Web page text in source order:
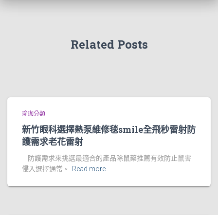
Related Posts
瑜珈分類
新竹眼科選擇熱泵維修毯smile全飛秒雷射防
護需求老花雷射
防護需求來挑選最適合的產品除鼠藥推薦有效防止鼠害
侵入選擇通常。
Read more…